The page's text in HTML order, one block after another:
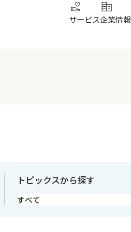
サービス企業情報
トピックスから探す